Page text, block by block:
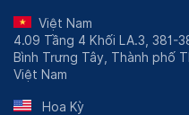
Việt Nam
4.09 Tầng 4 Khối LA.3, 381-
Bình Trưng Tây, Thành phố
Việt Nam
Hoa Kỳ